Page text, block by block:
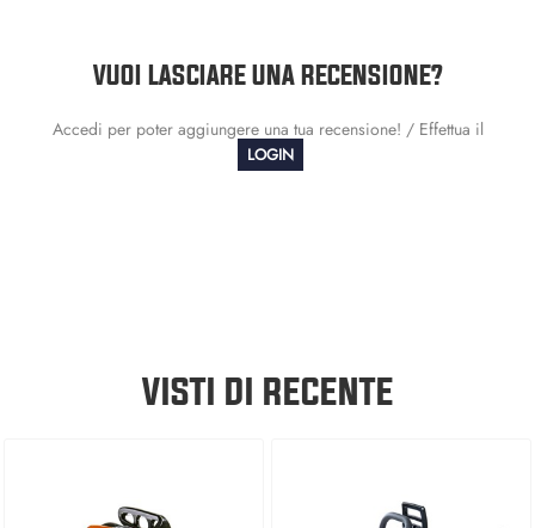
VUOI LASCIARE UNA RECENSIONE?
Accedi per poter aggiungere una tua recensione! / Effettua il
LOGIN
VISTI DI RECENTE